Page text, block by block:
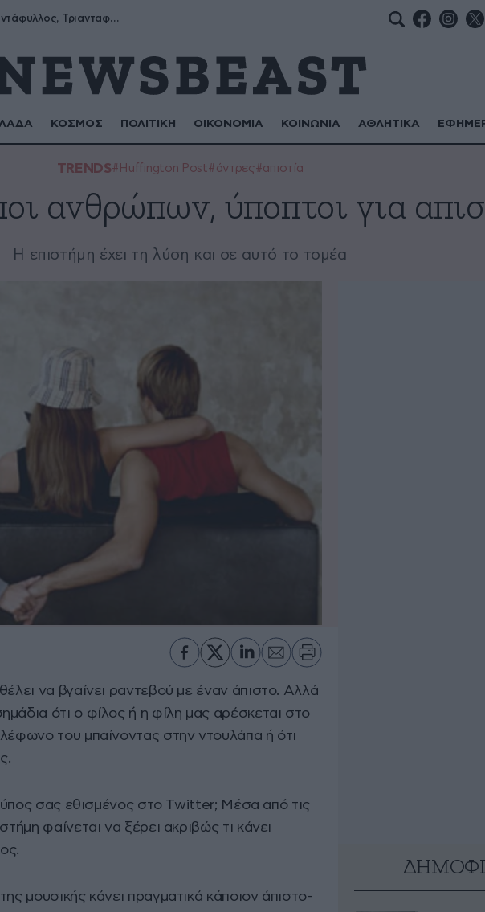
Μύρων, Τριαντάφυλλος, Τριανταφυλλιά, Φυλλιώ, Ρόζα
ΚΟΣΜΟΣ ΠΟΛΙΤΙΚΗ ΟΙΚΟΝΟΜΙΑ ΚΟΙΝΩΝΙΑ ΑΘΛΗΤΙΚΑ
TRENDS#Huffington Post#άντρες#απιστία
ανθρώπων, ύποπτοι για
Η επιστήμη έχει τη λύση και σε αυτό το τομέα
να βγαίνει ραντεβού με έναν άπιστο. Αλλά
ότι ο φίλος ή η φίλη μας αρέσκεται στο
του μπαίνοντας στην ντουλάπα ή ότι
σας εθισμένος στο Twitter; Μέσα από τις
φαίνεται να ξέρει ακριβώς τι κάνει
μουσικής κάνει πραγματικά κάποιον άπιστο-